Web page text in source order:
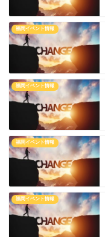
福岡イベント情報
福岡イベント情報
福岡イベント情報
福岡イベント情報